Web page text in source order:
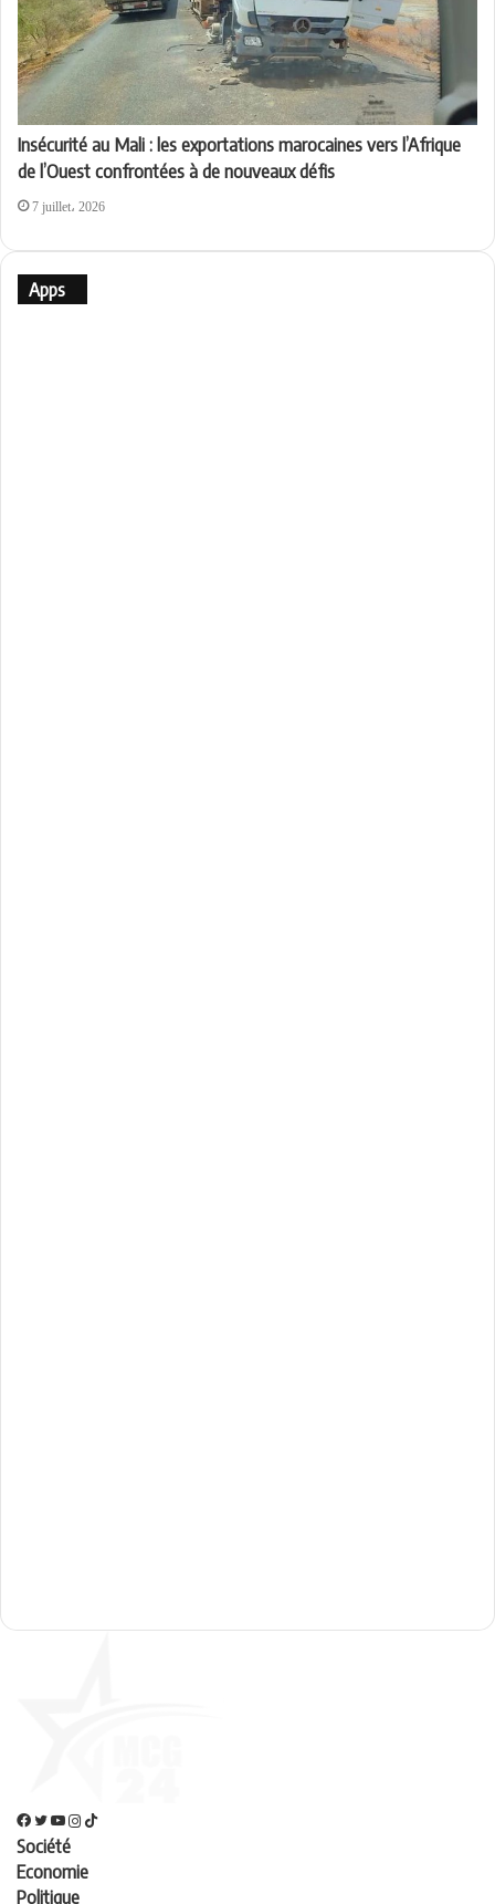
Insécurité au Mali : les exportations marocaines vers l’Afrique
de l’Ouest confrontées à de nouveaux défis
7 juillet، 2026
Apps
Société
Economie
Politique